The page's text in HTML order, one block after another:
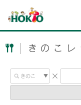
きのこレ